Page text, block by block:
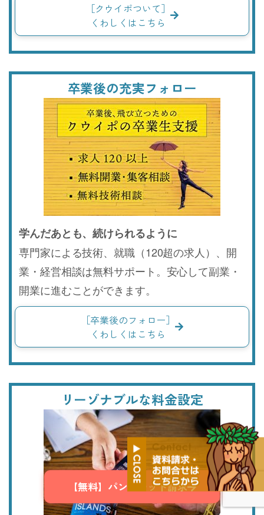
【無料】パンフレット請求
［クウイポついて］
くわしくはこちら
卒業後の充実フォロー
学んだあとも、続けられるように
専門家による技術、就職（120超の求人）、開
業・経営相談は無料サポート。安心して副業・
開業に進むことができます。
［卒業後のフォロー］
くわしくはこちら
リーゾナブルな料金設定